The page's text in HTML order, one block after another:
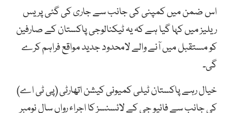
اس ضمن میں کمپنی کی جانب سے جاری کی گئی پریس
ریلیز میں کہا گیا ہے کہ یہ ٹیکنالوجی پاکستان کے صارفین
کو مستقبل میں آنے والے لامحدود جدید مواقع فراہم کرے
گی۔
خیال رہے پاکستان ٹیلی کمیونی کیشن اتھارٹی (پی ٹی اے)
کی جانب سے فائیو جی کے لائسنسز کا اجراء رواں سال نومبر